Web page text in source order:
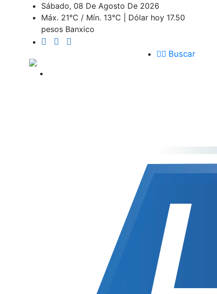
Sábado, 08 De Agosto De 2026
Máx. 21°C / Mín. 13°C | Dólar hoy 17.50
pesos Banxico
Buscar